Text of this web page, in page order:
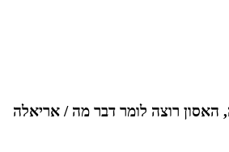
רוצה לומר דבר מה / אריאלה